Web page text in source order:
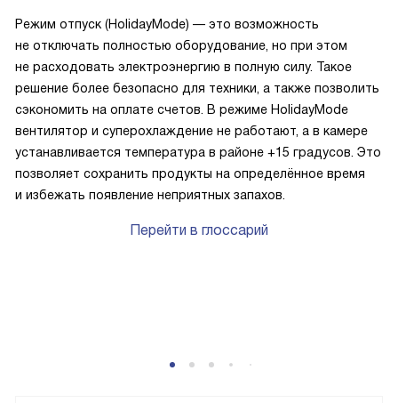
Режим отпуск (HolidayMode) — это возможность
не отключать полностью оборудование, но при этом
не расходовать электроэнергию в полную силу. Такое
решение более безопасно для техники, а также позволить
сэкономить на оплате счетов. В режиме HolidayMode
вентилятор и суперохлаждение не работают, а в камере
устанавливается температура в районе +15 градусов. Это
позволяет сохранить продукты на определённое время
и избежать появление неприятных запахов.
Перейти в глоссарий